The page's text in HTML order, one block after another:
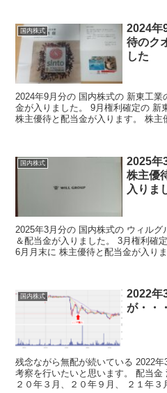
国内株式
2024年
待のク
した
2024年9月分の 国内株式の 新東工
金が入りました。 9月権利確定の 新
株主優待と配当金が入ります。 株
国内株式
2025年
株主優
入りま
2025年3月分の 国内株式の ウィル
＆配当金が入りました。 3月権利確
6月月末に 株主優待と配当金が入り
国内株式
2022年
が・・
残念ながら無配が続いている 2022
考察を行いたいと思います。 配当
２０年３月、２０年９月、 ２１年